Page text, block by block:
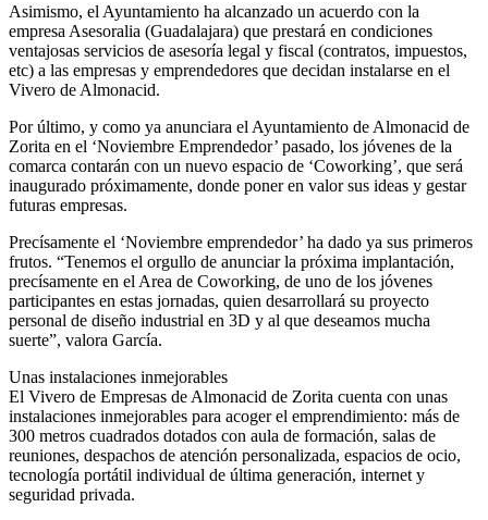
Asimismo, el Ayuntamiento ha alcanzado un acuerdo con la
empresa Asesoralia (Guadalajara) que prestará en condiciones
ventajosas servicios de asesoría legal y fiscal (contratos, impuestos,
etc) a las empresas y emprendedores que decidan instalarse en el
Vivero de Almonacid.
Por último, y como ya anunciara el Ayuntamiento de Almonacid de
Zorita en el ‘Noviembre Emprendedor’ pasado, los jóvenes de la
comarca contarán con un nuevo espacio de ‘Coworking’, que será
inaugurado próximamente, donde poner en valor sus ideas y gestar
futuras empresas.
Precísamente el ‘Noviembre emprendedor’ ha dado ya sus primeros
frutos. “Tenemos el orgullo de anunciar la próxima implantación,
precísamente en el Area de Coworking, de uno de los jóvenes
participantes en estas jornadas, quien desarrollará su proyecto
personal de diseño industrial en 3D y al que deseamos mucha
suerte”, valora García.
Unas instalaciones inmejorables
El Vivero de Empresas de Almonacid de Zorita cuenta con unas
instalaciones inmejorables para acoger el emprendimiento: más de
300 metros cuadrados dotados con aula de formación, salas de
reuniones, despachos de atención personalizada, espacios de ocio,
tecnología portátil individual de última generación, internet y
seguridad privada.